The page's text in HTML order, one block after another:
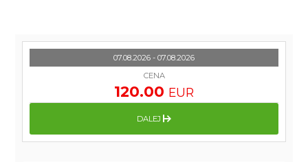
07.08.2026 - 07.08.2026
CENA
120.00 EUR
DALEJ